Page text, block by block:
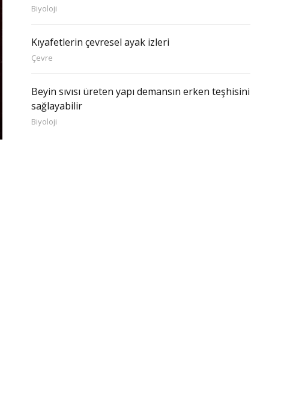
Biyoloji
Kıyafetlerin çevresel ayak izleri
Çevre
Beyin sıvısı üreten yapı demansın erken teşhisini
sağlayabilir
Biyoloji